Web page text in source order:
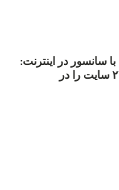
با سانسور در اینترنت:
#آزادی هم‌آیند گزارشگران‌ بدون مرز، ۲۲ سایت را در